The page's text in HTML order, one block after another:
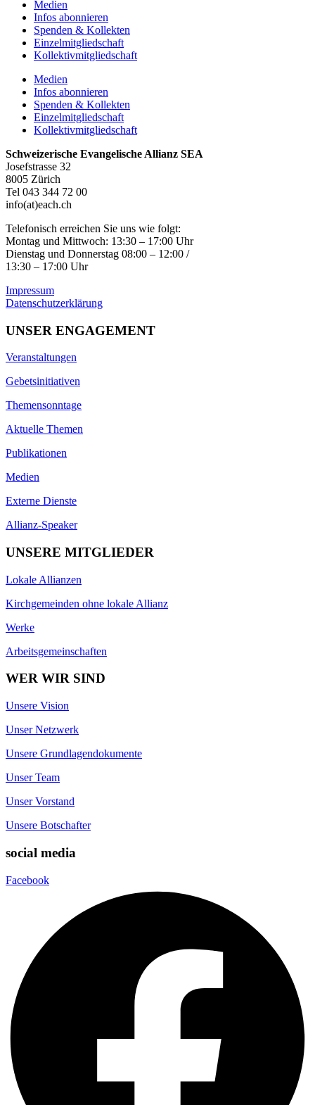
Medien
Infos abonnieren
Spenden & Kollekten
Einzelmitgliedschaft
Kollektivmitgliedschaft
Medien
Infos abonnieren
Spenden & Kollekten
Einzelmitgliedschaft
Kollektivmitgliedschaft
Schweizerische Evangelische Allianz SEA
Josefstrasse 32
8005 Zürich
Tel 043 344 72 00
info(at)each.ch
Telefonisch erreichen Sie uns wie folgt:
Montag und Mittwoch: 13:30 – 17:00 Uhr
Dienstag und Donnerstag 08:00 – 12:00 /
13:30 – 17:00 Uhr
Impressum
Datenschutzerklärung
UNSER ENGAGEMENT
Veranstaltungen
Gebetsinitiativen
Themensonntage
Aktuelle Themen
Publikationen
Medien
Externe Dienste
Allianz-Speaker
UNSERE MITGLIEDER
Lokale Allianzen
Kirchgemeinden ohne lokale Allianz
Werke
Arbeitsgemeinschaften
WER WIR SIND
Unsere Vision
Unser Netzwerk
Unsere Grundlagendokumente
Unser Team
Unser Vorstand
Unsere Botschafter
social media
Facebook